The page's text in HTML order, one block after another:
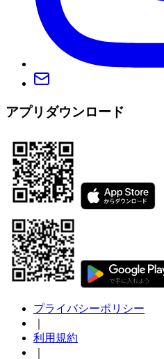
アプリダウンロード
プライバシーポリシー
利用規約